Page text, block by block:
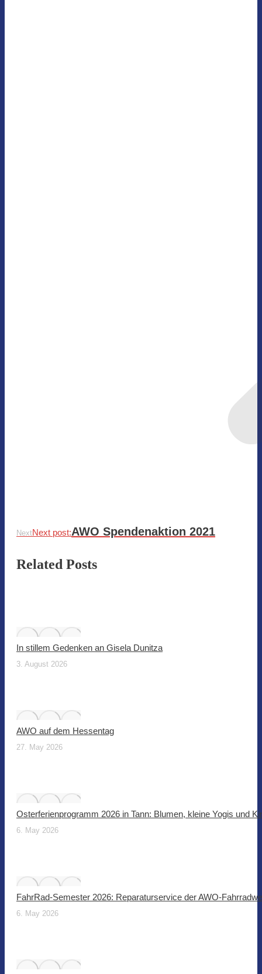
NextNext post:AWO Spendenaktion 2021
Related Posts
In stillem Gedenken an Gisela Dunitza
3. August 2026
AWO auf dem Hessentag
27. May 2026
Osterferienprogramm 2026 in Tann: Blumen, kleine Yogis und
6. May 2026
FahrRad-Semester 2026: Reparaturservice der AWO-
6. May 2026